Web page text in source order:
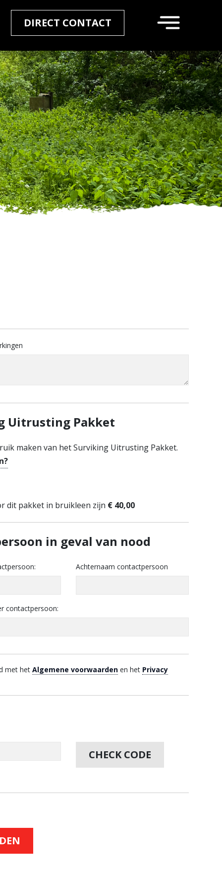
DIRECT CONTACT
Uitrusting Pakket
maken van het Surviking Uitrusting Pakket.
dit pakket in bruikleen zijn € 40,00
in geval van nood
Achternaam contactpersoon
contactpersoon:
met hetAlgemene voorwaarden en het Privacy
CHECK CODE